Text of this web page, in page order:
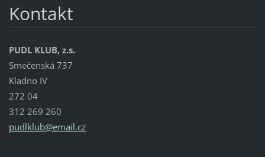
Kontakt
PUDL KLUB, z.s.
Smečenská 737
Kladno IV
272 04
312 269 260
pudlklub@email.cz